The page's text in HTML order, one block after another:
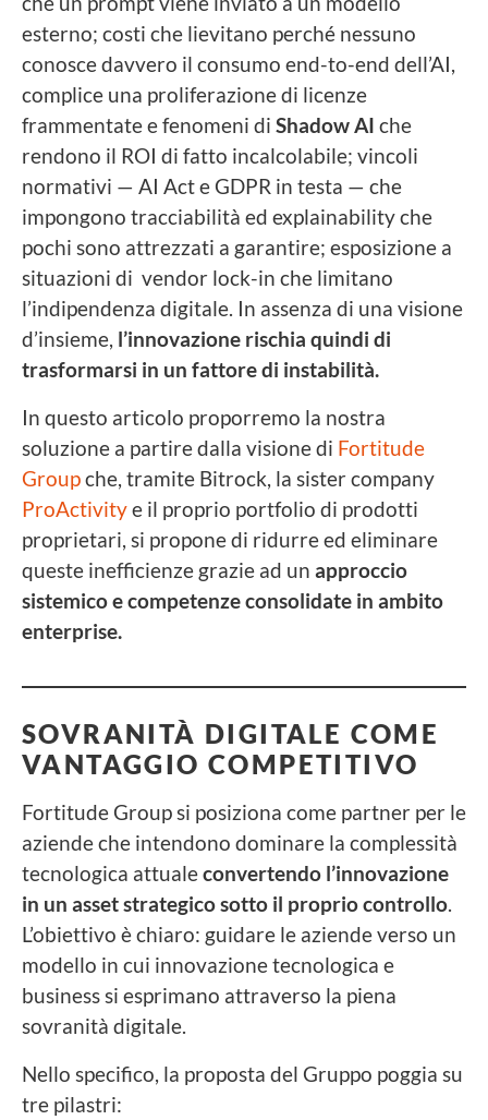
esterno; costi che lievitano perché nessuno
conosce davvero il consumo end-to-end dell’AI,
complice una proliferazione di licenze
frammentate e fenomeni di Shadow AI che
rendono il ROI di fatto incalcolabile; vincoli
normativi — AI Act e GDPR in testa — che
impongono tracciabilità ed explainability che
pochi sono attrezzati a garantire; esposizione a
situazioni di vendor lock-in che limitano
l’indipendenza digitale. In assenza di una visione
d’insieme, l’innovazione rischia quindi di
trasformarsi in un fattore di instabilità.
In questo articolo proporremo la nostra
soluzione a partire dalla visione di Fortitude
Groupche, tramite Bitrock, la sister company
ProActivitye il proprio portfolio di prodotti
proprietari, si propone di ridurre ed eliminare
queste inefficienze grazie ad un approccio
sistemico e competenze consolidate in ambito
enterprise.
SOVRANITÀ DIGITALE COME
VANTAGGIO COMPETITIVO
Fortitude Group si posiziona come partner per le
aziende che intendono dominare la complessità
tecnologica attualeconvertendo l’innovazione
in un asset strategico sotto il proprio controllo.
L’obiettivo è chiaro: guidare le aziende verso un
modello in cui innovazione tecnologica e
business si esprimano attraverso la piena
sovranità digitale.
Nello specifico, la proposta del Gruppo poggia su
tre pilastri: